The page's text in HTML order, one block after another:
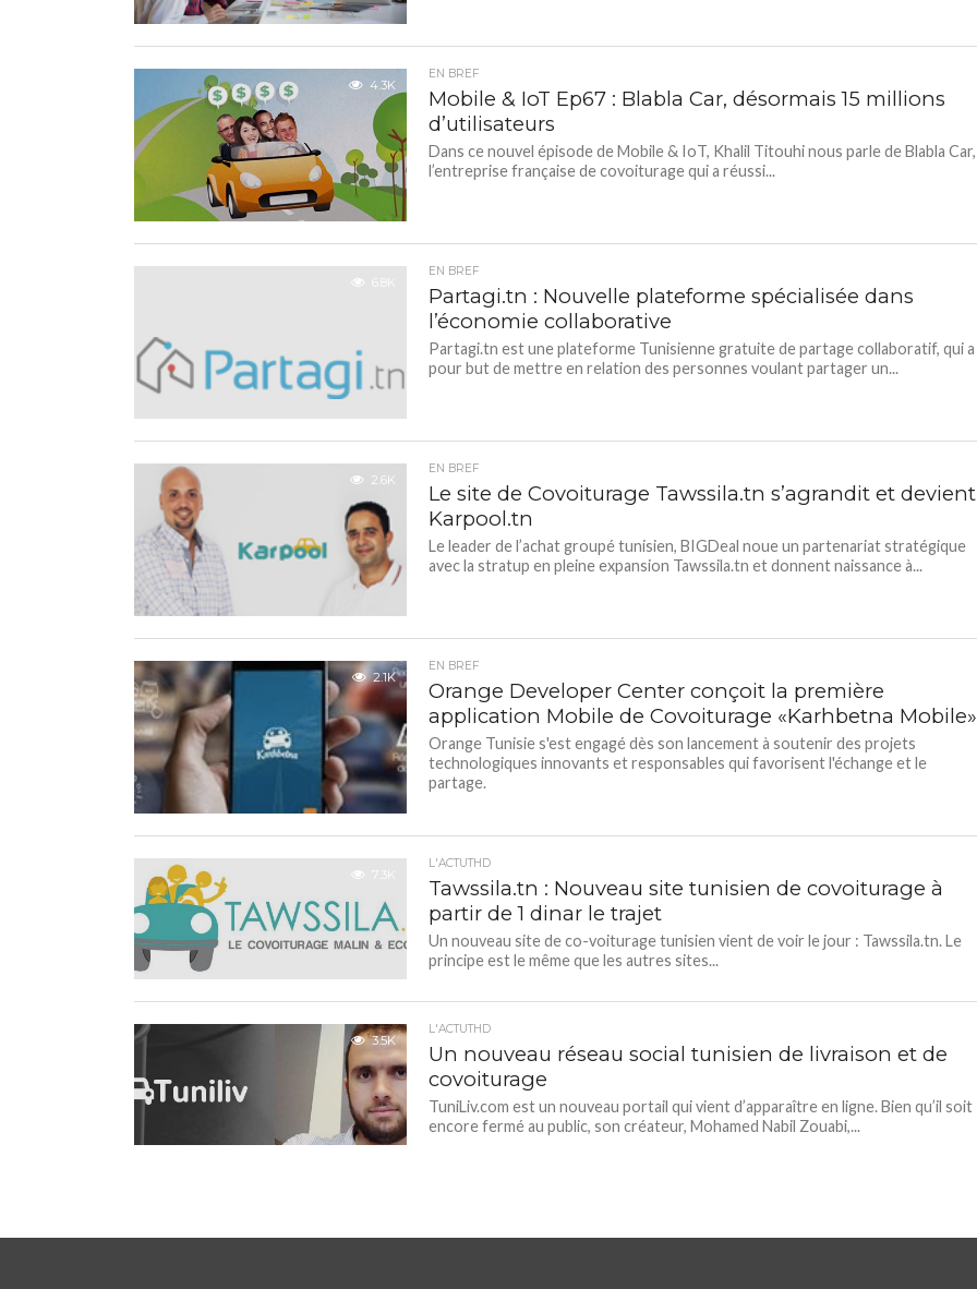
4.3K
EN BREF
Mobile & IoT Ep67 : Blabla Car, désormais 15 millions
d’utilisateurs
Dans ce nouvel épisode de Mobile & IoT, Khalil Titouhi nous parle de Blabla Car,
l’entreprise française de covoiturage qui a réussi...
6.8K
EN BREF
Partagi.tn : Nouvelle plateforme spécialisée dans
l’économie collaborative
Partagi.tn est une plateforme Tunisienne gratuite de partage collaboratif, qui a
pour but de mettre en relation des personnes voulant partager un...
2.6K
EN BREF
Le site de Covoiturage Tawssila.tn s’agrandit et devient
Karpool.tn
Le leader de l’achat groupé tunisien, BIGDeal noue un partenariat stratégique
avec la stratup en pleine expansion Tawssila.tn et donnent naissance à...
2.1K
EN BREF
Orange Developer Center conçoit la première
application Mobile de Covoiturage «Karhbetna Mobile»
Orange Tunisie s'est engagé dès son lancement à soutenir des projets
technologiques innovants et responsables qui favorisent l'échange et le
partage.
7.3K
L'ACTUTHD
Tawssila.tn : Nouveau site tunisien de covoiturage à
partir de 1 dinar le trajet
Un nouveau site de co-voiturage tunisien vient de voir le jour : Tawssila.tn. Le
principe est le même que les autres sites...
3.5K
L'ACTUTHD
Un nouveau réseau social tunisien de livraison et de
covoiturage
TuniLiv.com est un nouveau portail qui vient d’apparaître en ligne. Bien qu’il soit
encore fermé au public, son créateur, Mohamed Nabil Zouabi,...